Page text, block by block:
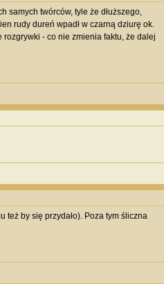
samych twórców, tyle że dłuższego,
rudy dureń wpadł w czarną dziurę ok.
- co nie zmienia faktu, że dalej
też by się przydało). Poza tym śliczna